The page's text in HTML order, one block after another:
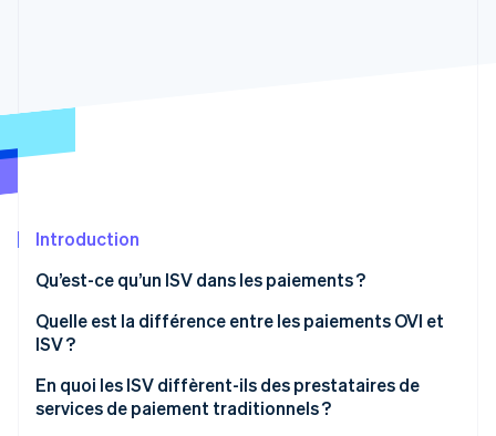
Climate
Vérification de l'identité
Découvrez comment Stripe construit l’infrastructure
Regarder la vidéo
Introduction
Qu’est-ce qu’un ISV dans les paiements ?
Quelle est la différence entre les paiements OVI et
ISV ?
OVI
En quoi les ISV diffèrent-ils des prestataires de
services de paiement traditionnels ?